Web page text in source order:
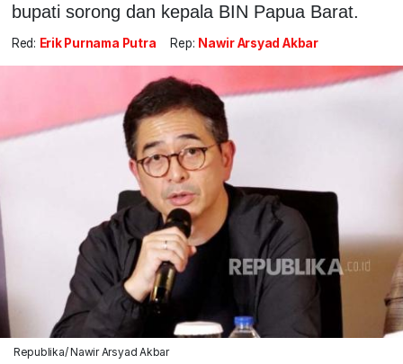
bupati sorong dan kepala BIN Papua Barat.
Red: Erik Purnama Putra Rep: Nawir Arsyad Akbar
Republika/ Nawir Arsyad Akbar